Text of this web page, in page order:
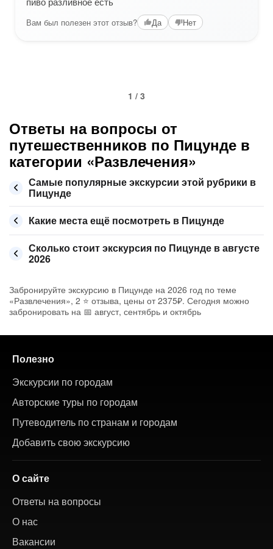
Вам был полезен этот отзыв? Да Нет
1 / 3
Ответы на вопросы от
путешественников по Пицунде в
категории «Развлечения»
Самые популярные экскурсии этой рубрики в
Пицунде
Какие места ещё посмотреть в Пицунде
Сколько стоит экскурсия по Пицунде в августе
2026
Забронируйте экскурсию в Пицунде на 2026 год по теме
«Развлечения», 2 ⭐ отзыва, цены от 2375₽. Сегодня можно
забронировать на 📅 август, сентябрь и октябрь
Полезно
Экскурсии по городам
Авторские туры по городам
Путеводитель по странам и городам
Добавить свою экскурсию
О сайте
Ответы на вопросы
О нас
Вакансии